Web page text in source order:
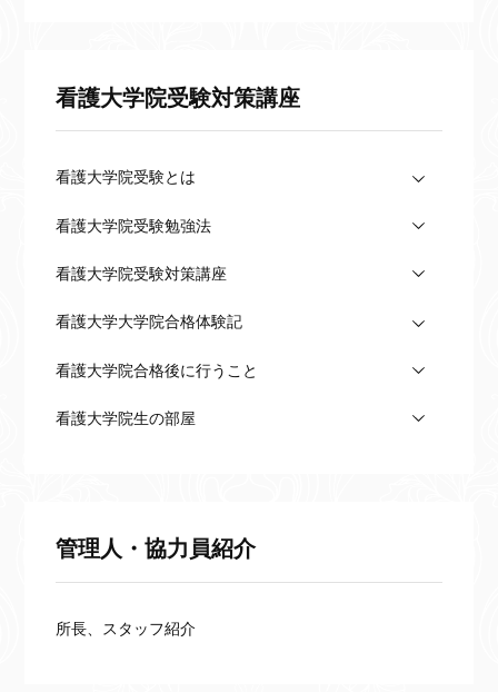
看護大学院受験対策講座
看護大学院受験とは
看護大学院受験勉強法
看護大学院受験対策講座
看護大学大学院合格体験記
看護大学院合格後に行うこと
看護大学院生の部屋
管理人・協力員紹介
所長、スタッフ紹介